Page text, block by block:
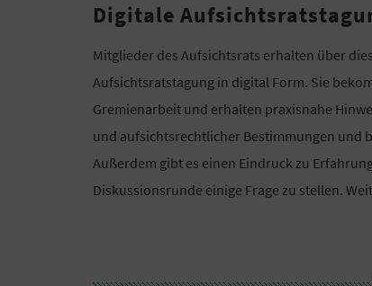
Digitale
Mitglieder des Aufsichtsrats erhalten über
Aufsichtsratstagung in digital Form. Sie
Gremienarbeit und erhalten praxisnahe
und aufsichtsrechtlicher Bestimmungen und
Außerdem gibt es einen Eindruck zu
Diskussionsrunde einige Frage zu stellen.